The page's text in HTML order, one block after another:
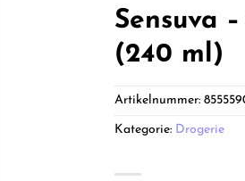
Sensuva
(240 ml)
Artikelnummer:
Kategorie: Drogerie